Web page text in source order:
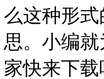
么这种形
思。小编
家快来下载